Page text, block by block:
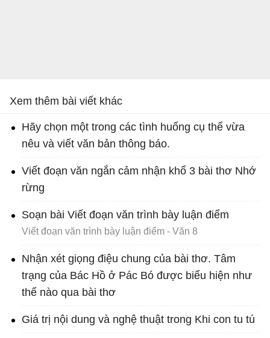
Xem thêm bài viết khác
Hãy chọn một trong các tình huống cụ thể vừa
nêu và viết văn bản thông báo.
Viết đoạn văn ngắn cảm nhận khổ 3 bài thơ Nhớ
rừng
Soạn bài Viết đoạn văn trình bày luận điểm
Viết đoạn văn trình bày luận điểm - Văn 8
Nhận xét giọng điệu chung của bài thơ. Tâm
trạng của Bác Hồ ở Pác Bó được biểu hiện như
thế nào qua bài thơ
Giá trị nội dung và nghệ thuật trong Khi con tu tú